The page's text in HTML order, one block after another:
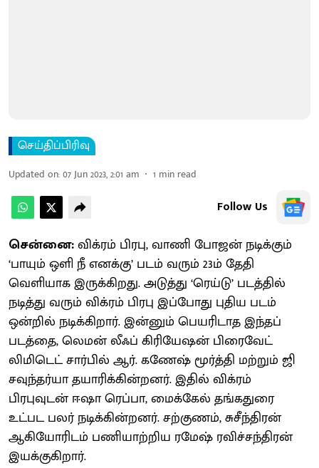
செய்திப்பிரிவு
Updated on:07 Jun 2023, 2:01 am 1 min read
Follow Us
சென்னை:விக்ரம் பிரபு, வாணி போஜன் நடிக்கும்
‘பாயும் ஒளி நீ எனக்கு’ படம் வரும் 23ம் தேதி
வெளியாக இருக்கிறது. அடுத்து ‘ரெய்டு’ படத்தில்
நடித்து வரும் விக்ரம் பிரபு இப்போது புதிய படம்
ஒன்றில் நடிக்கிறார். இன்னும் பெயரிடாத இந்தப்
படத்தை, லெமன் லீஃப் கிரியேஷன் பிரைவேட்
லிமிடெட் சார்பில் ஆர். கணேஷ் மூர்த்தி மற்றும் ஜி
சவுந்தர்யா தயாரிக்கின்றனர். இதில் விக்ரம்
பிரபுவுடன் ஈஷா ரெப்பா, மைக்கேல் தங்கதுரை
உட்பட பலர் நடிக்கின்றனர். சற்குணம், சுசீந்திரன்
ஆகியோரிடம் பணியாற்றிய ரமேஷ் ரவிச்சந்திரன்
இயக்குகிறார்.